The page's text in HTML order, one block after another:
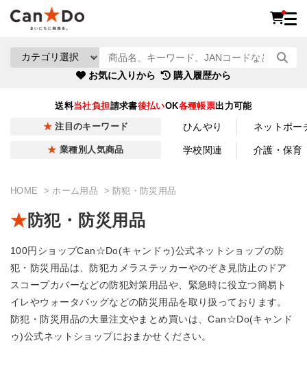
お気に入りから 購入履歴から
送料当社負担請求書後払いOK各種帳票出力可能
注目のキーワード ひんやり ネットポー
業種別人気商品 学校関連 介護・保育
HOME ホーム用品 防犯・防災用品
防犯・防災用品
100円ショップCan☆Do(キャンドゥ)公式ネットショップの防
犯・防災用品は、防犯カメラステッカーやのぞき見防止のドア
スコープカバーなどの防犯対策用品や、緊急時に役立つ簡易ト
イレやウォータバッグなどの防災用品を取り扱っております。
防犯・防災用品の大量注文やまとめ買いは、Can☆Do(キャンド
ゥ)公式ネットショップにおまかせください。